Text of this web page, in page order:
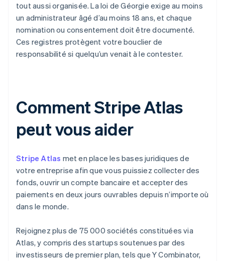
tout aussi organisée. La loi de Géorgie exige au moins
un administrateur âgé d’au moins 18 ans, et chaque
nomination ou consentement doit être documenté.
Ces registres protègent votre bouclier de
responsabilité si quelqu’un venait à le contester.
Comment Stripe Atlas
peut vous aider
Stripe Atlas met en place les bases juridiques de
votre entreprise afin que vous puissiez collecter des
fonds, ouvrir un compte bancaire et accepter des
paiements en deux jours ouvrables depuis n’importe où
dans le monde.
Rejoignez plus de 75 000 sociétés constituées via
Atlas, y compris des startups soutenues par des
investisseurs de premier plan, tels que Y Combinator,